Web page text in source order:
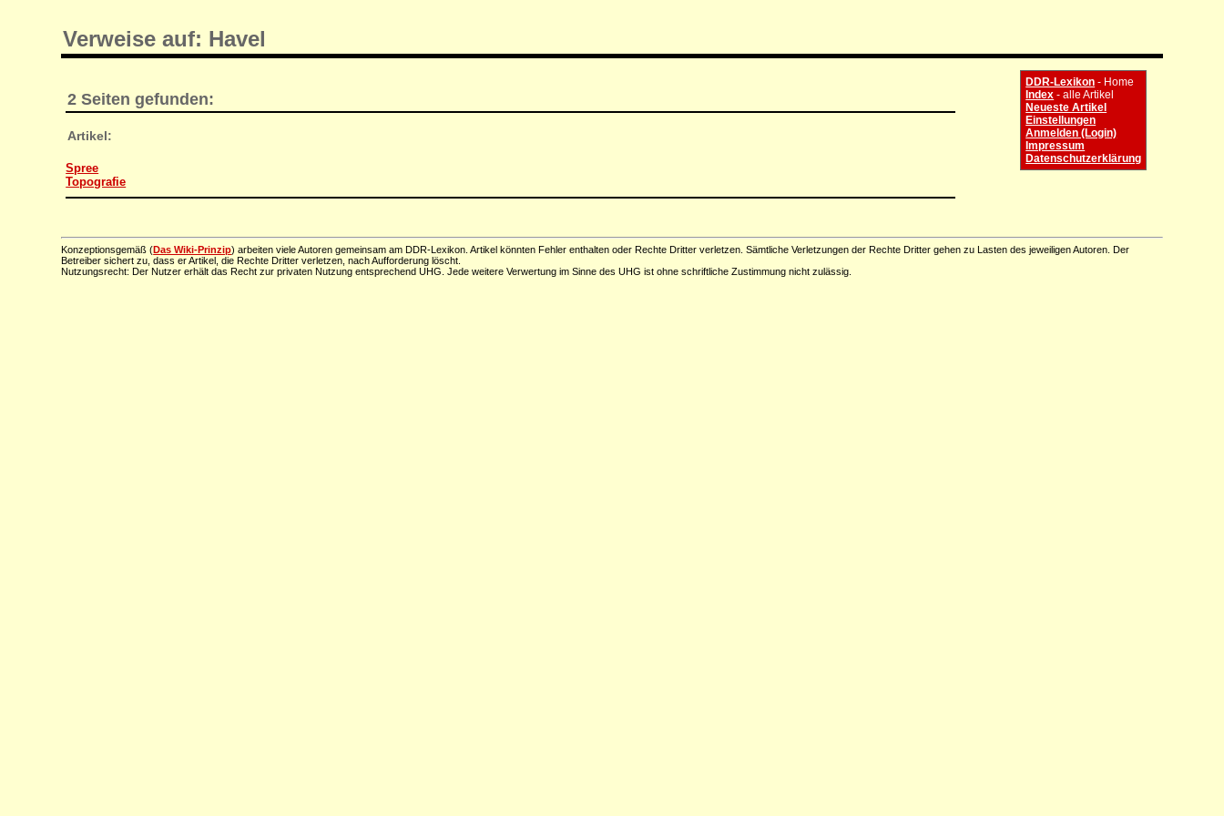
Verweise auf: Havel
2 Seiten gefunden:
Artikel:
Spree
Topografie
DDR-Lexikon - Home
Index - alle Artikel
Neueste Artikel
Einstellungen
Anmelden (Login)
Impressum
Datenschutzerklärung
Konzeptionsgemäß (Das Wiki-Prinzip) arbeiten viele Autoren gemeinsam am DDR-Lexikon. Artikel könnten Fehler enthalten oder Rechte Dritter verletzen. Sämtliche Verletzungen der Rechte Dritter gehen zu Lasten des jeweiligen Autoren. Der
Betreiber sichert zu, dass er Artikel, die Rechte Dritter verletzen, nach Aufforderung löscht.
Nutzungsrecht: Der Nutzer erhält das Recht zur privaten Nutzung entsprechend UHG. Jede weitere Verwertung im Sinne des UHG ist ohne schriftliche Zustimmung nicht zulässig.